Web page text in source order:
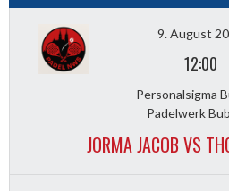
9. August
12:00
Personalsigma
Padelwerk
JORMA JACOB VS